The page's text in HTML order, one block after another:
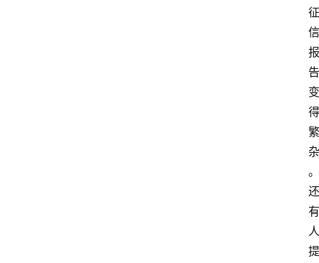
征
信
报
告
变
得
繁
杂
。
还
有
人
提